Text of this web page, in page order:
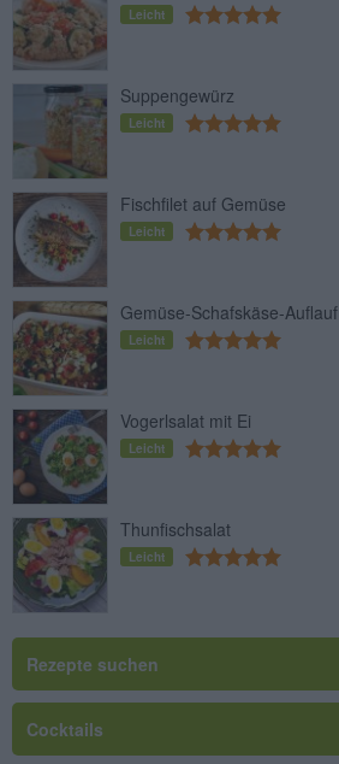
Leicht
Suppengewürz
Leicht
Fischfilet auf Gemüse
Leicht
Gemüse-Schafskäse-Auflauf
Leicht
Vogerlsalat mit Ei
Leicht
Thunfischsalat
Leicht
Rezepte suchen
Cocktails